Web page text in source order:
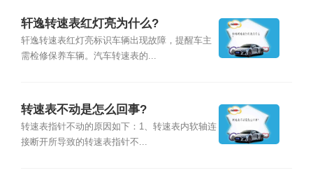
轩逸转速表红灯亮为什么?
轩逸转速表红灯亮标识车辆出现故障，提醒车主
需检修保养车辆。汽车转速表的...
转速表不动是怎么回事?
转速表指针不动的原因如下：1、转速表内软轴连
接断开所导致的转速表指针不...